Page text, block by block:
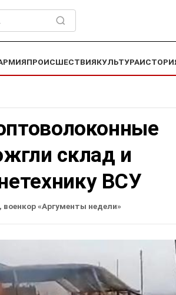
ПРОИСШЕСТВИЯКУЛЬТУРА
склад и
ВСУ
военкор «Аргументы недели»